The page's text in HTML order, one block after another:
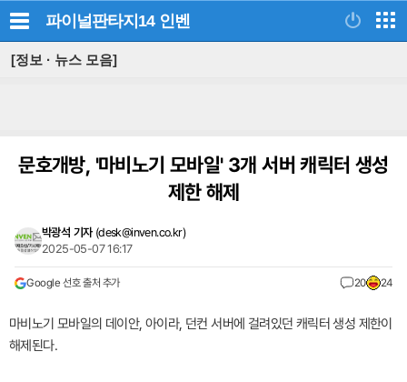
파이널판타지14 인벤
[정보 · 뉴스 모음]
문호개방, '마비노기 모바일' 3개 서버 캐릭터 생성
제한 해제
박광석 기자 (desk@inven.co.kr)
2025-05-07 16:17
Google 선호 출처 추가 20 24
마비노기 모바일의 데이안, 아이라, 던컨 서버에 걸려있던 캐릭터 생성 제한이
해제된다.